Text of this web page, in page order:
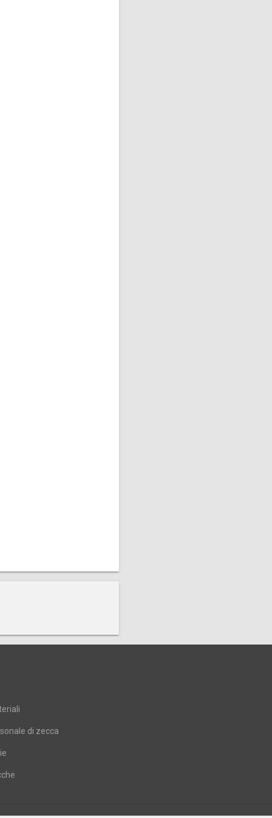
di zecca